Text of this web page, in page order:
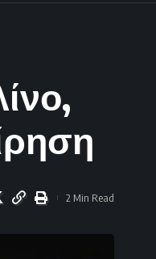
2 Min Read